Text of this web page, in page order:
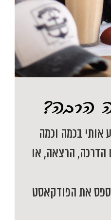
אותי בכמה וכמה
הדרכה, הרצאה, או
את הפודקאסט